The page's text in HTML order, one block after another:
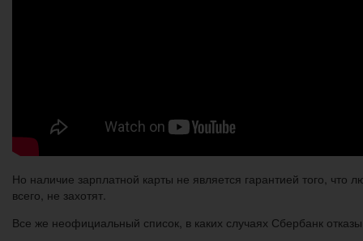
Но наличие зарплатной карты не является гарантией того, что
всего, не захотят.
Все же неофициальный список, в каких случаях Сбербанк